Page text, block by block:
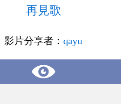
再見歌
影片分享者： qayu